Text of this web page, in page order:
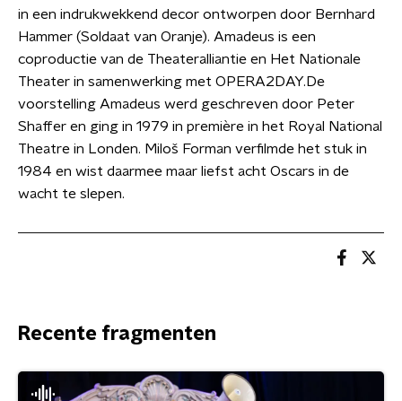
in een indrukwekkend decor ontworpen door Bernhard
Hammer (Soldaat van Oranje). Amadeus is een
coproductie van de Theateralliantie en Het Nationale
Theater in samenwerking met OPERA2DAY.De
voorstelling Amadeus werd geschreven door Peter
Shaffer en ging in 1979 in première in het Royal National
Theatre in Londen. Miloš Forman verfilmde het stuk in
1984 en wist daarmee maar liefst acht Oscars in de
wacht te slepen.
Recente fragmenten